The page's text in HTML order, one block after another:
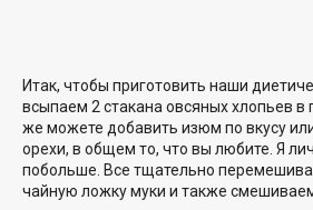
Итак, чтобы приготовить наши
всыпаем 2 стакана овсяных хлопьев в
же можете добавить изюм по вкусу
орехи, в общем то, что вы любите. Я
побольше. Все тщательно
чайную ложку муки и также